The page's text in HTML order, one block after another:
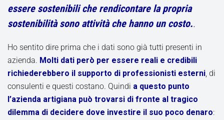
essere sostenibili che rendicontare la propria
sostenibilità sono attività che hanno un costo..
Ho sentito dire prima che i dati sono già tutti presenti in
azienda. Molti dati però per essere reali e credibili
richiederebbero il supporto di professionisti esterni, di
consulenti e questi costano. Quindi a questo punto
l’azienda artigiana può trovarsi di fronte al tragico
dilemma di decidere dove investire il suo poco denaro: